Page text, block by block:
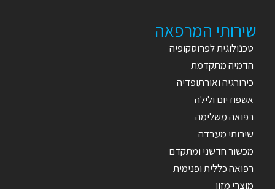
שירותי המרפאה
טכנולוגית לפרוסקופיה
הדמיה מתקדמת
כירורגיה ואורתופדיה
אשפוז יום ולילה
רפואה משלימה
שירותי מעבדה
מכשור חדשני ומתקדם
רפואה כללית ופנימית
מוצרי מזון